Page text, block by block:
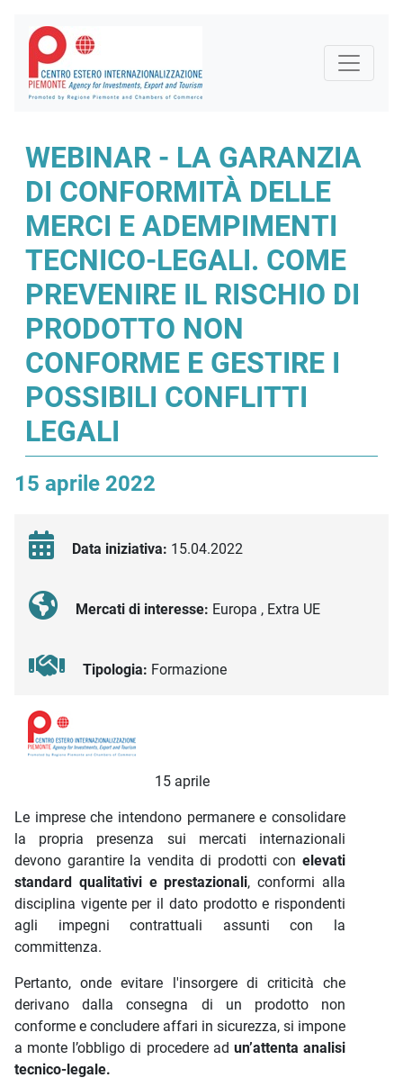
WEBINAR - LA GARANZIA
DI CONFORMITÀ DELLE
MERCI E ADEMPIMENTI
TECNICO-LEGALI. COME
PREVENIRE IL RISCHIO DI
PRODOTTO NON
CONFORME E GESTIRE I
POSSIBILI CONFLITTI
LEGALI
15 aprile 2022
Data iniziativa: 15.04.2022
Mercati di interesse: Europa , Extra UE
Tipologia: Formazione
Descrizione iniziativa
15 aprile
Le imprese che intendono permanere e consolidare
la propria presenza sui mercati internazionali
devono garantire la vendita di prodotti con elevati
standard qualitativi e prestazionali, conformi alla
disciplina vigente per il dato prodotto e rispondenti
agli impegni contrattuali assunti con la
committenza.
Pertanto, onde evitare l'insorgere di criticità che
derivano dalla consegna di un prodotto non
conforme e concludere affari in sicurezza, si impone
a monte l’obbligo di procedere ad un’attenta analisi
tecnico-legale.